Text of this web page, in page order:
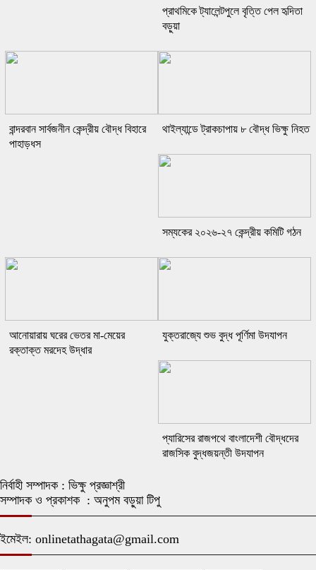
প্রাথমিকে ট্যালেন্টপুলে বৃত্তি পেল হৃদিতা
বড়ুয়া
বান্দরবান সার্বজনীন কেন্দ্রীয় বৌদ্ধ বিহারে
পাহাড়ধস
থাইল্যান্ডে ট্রাকচাপায় ৮ বৌদ্ধ ভিক্ষু নিহত
সম্যকের ২০২৬-২৭ কেন্দ্রীয় কমিটি গঠন
আনোয়ারায় ঘরের ভেতর মা-মেয়ের
রক্তাক্ত মরদেহ উদ্ধার
যুক্তরাজ্যে শুভ বুদ্ধ পূর্ণিমা উদযাপন
প্যারিসের রাজপথে বাংলাদেশী বৌদ্ধদের
রাজসিক বুদ্ধজয়ন্তী উদযাপন
নির্বাহী সম্পাদক : ভিক্ষু প্রজ্ঞাশ্রী
সম্পাদক ও প্রকাশক : অনুপম বড়ুয়া টিপু
ইমেইল: onlinetathagata@gmail.com